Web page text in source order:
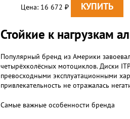
Цена: 16 672 ₽
Стойкие к нагрузкам
Популярный бренд из Америки
четырёхколёсных мотоциклов. Диски
превосходными эксплуатационными
привлекательность не отражалась
Самые важные особенности бренда